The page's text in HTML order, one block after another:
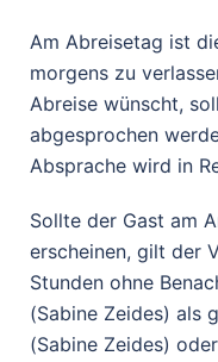
Am Abreisetag ist
morgens zu
Abreise wünscht,
abgesprochen
Absprache wird in
Sollte der Gast am
erscheinen, gilt der
Stunden ohne
(Sabine Zeides) als
(Sabine Zeides)